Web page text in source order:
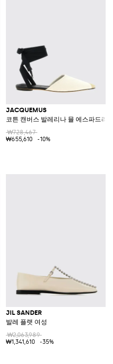
JACQUEMUS
코튼 캔버스 발레리나 뮬 에스파드리
₩728,467
₩655,610
-10%
JIL SANDER
발레 플랫 여성
₩2,063,989
₩1,341,610
-35%